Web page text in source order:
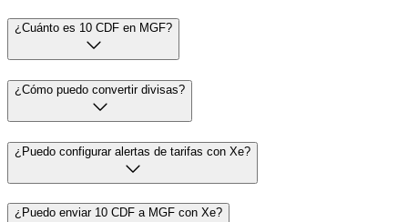
¿Cuánto es 10 CDF en MGF?
¿Cómo puedo convertir divisas?
¿Puedo configurar alertas de tarifas con Xe?
¿Puedo enviar 10 CDF a MGF con Xe?